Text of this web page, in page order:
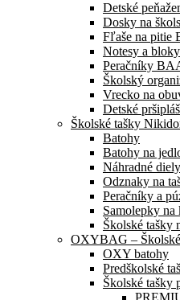
Detské
Dosky na
Fľaše na pitie
Notesy a bloky
Peračníky
Školský
Vrecko na
Detské
Školské tašky
Batohy
Batohy na
Náhradné
Odznaky na
Peračníky a
Samolepky
Školské tašky
OXYBAG –
OXY batohy
Predškolské
Školské tašky